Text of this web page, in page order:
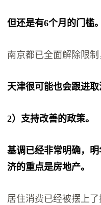
但还是有6个月的门槛。
南京都已全面解除限制
天津很可能也会跟进取
2）支持改善的政策。
基调已经非常明确，
济的重点是房地产。
居住消费已经被摆上了